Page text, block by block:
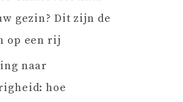
gezin? Dit zijn de
op een rij
naar
hoe